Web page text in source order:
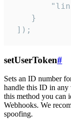
    }
]);
setUserToken#
Sets an ID number
handle this ID in any
this method you can
Webhooks. We
spoofing.